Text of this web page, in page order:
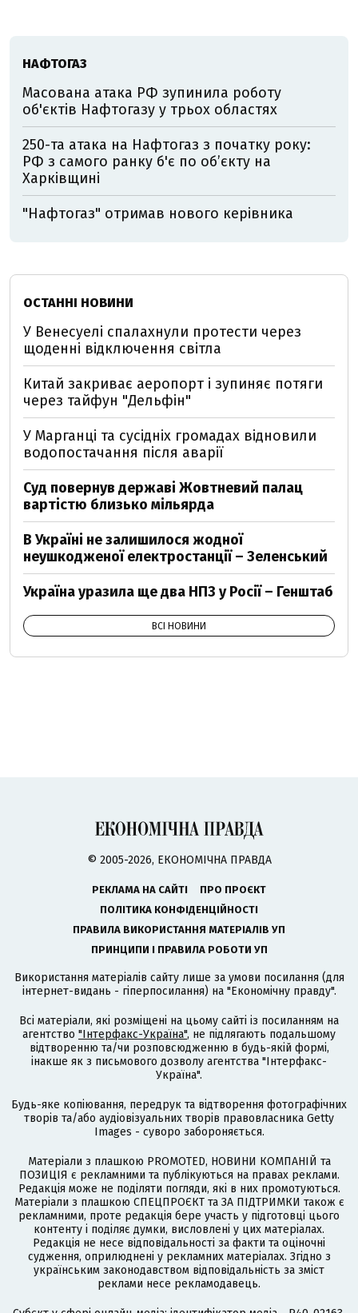
НАФТОГАЗ
Масована атака РФ зупинила роботу
об'єктів Нафтогазу у трьох областях
250-та атака на Нафтогаз з початку року:
РФ з самого ранку б'є по об’єкту на
Харківщині
"Нафтогаз" отримав нового керівника
ОСТАННІ НОВИНИ
У Венесуелі спалахнули протести через
щоденні відключення світла
Китай закриває аеропорт і зупиняє потяги
через тайфун "Дельфін"
У Марганці та сусідніх громадах відновили
водопостачання після аварії
Суд повернув державі Жовтневий палац
вартістю близько мільярда
В Україні не залишилося жодної
неушкодженої електростанції – Зеленський
Україна уразила ще два НПЗ у Росії – Генштаб
ВСІ НОВИНИ
© 2005-2026, ЕКОНОМІЧНА ПРАВДА
РЕКЛАМА НА САЙТІ
ПРО ПРОЄКТ
ПОЛІТИКА КОНФІДЕНЦІЙНОСТІ
ПРАВИЛА ВИКОРИСТАННЯ МАТЕРІАЛІВ УП
ПРИНЦИПИ І ПРАВИЛА РОБОТИ УП
Використання матеріалів сайту лише за умови посилання (для
інтернет-видань - гіперпосилання) на "Економічну правду".
Всі матеріали, які розміщені на цьому сайті із посиланням на
агентство "Інтерфакс-Україна", не підлягають подальшому
відтворенню та/чи розповсюдженню в будь-якій формі,
інакше як з письмового дозволу агентства "Інтерфакс-
Україна".
Будь-яке копіювання, передрук та відтворення фотографічних
творів та/або аудіовізуальних творів правовласника Getty
Images - суворо забороняється.
Матеріали з плашкою PROMOTED, НОВИНИ КОМПАНІЙ та
ПОЗИЦІЯ є рекламними та публікуються на правах реклами.
Редакція може не поділяти погляди, які в них промотуються.
Матеріали з плашкою СПЕЦПРОЄКТ та ЗА ПІДТРИМКИ також є
рекламними, проте редакція бере участь у підготовці цього
контенту і поділяє думки, висловлені у цих матеріалах.
Редакція не несе відповідальності за факти та оціночні
судження, оприлюднені у рекламних матеріалах. Згідно з
українським законодавством відповідальність за зміст
реклами несе рекламодавець.